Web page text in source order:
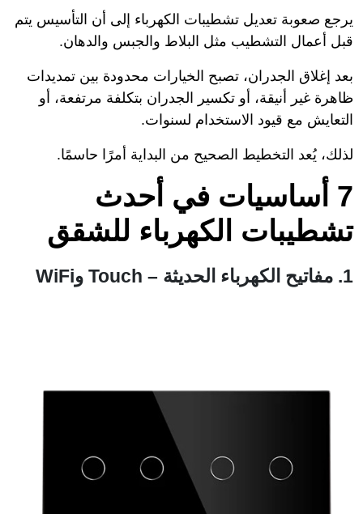
يرجع صعوبة تعديل تشطيبات الكهرباء إلى أن التأسيس يتم
قبل أعمال التشطيب مثل البلاط والجبس والدهان.
بعد إغلاق الجدران، تصبح الخيارات محدودة بين تمديدات
ظاهرة غير أنيقة، أو تكسير الجدران بتكلفة مرتفعة، أو
التعايش مع قيود الاستخدام لسنوات.
لذلك، يُعد التخطيط الصحيح من البداية أمرًا حاسمًا.
7 أساسيات في أحدث
تشطيبات الكهرباء للشقق
1. مفاتيح الكهرباء الحديثة – Touch وWiFi